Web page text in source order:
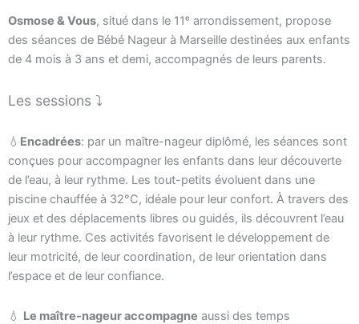
Osmose & Vous, situé dans le 11ᵉ arrondissement, propose
des séances de Bébé Nageur à Marseille destinées aux enfants
de 4 mois à 3 ans et demi, accompagnés de leurs parents.
Les sessions ⤵
💧 Encadrées: par un maître-nageur diplômé, les séances sont
conçues pour accompagner les enfants dans leur découverte
de l’eau, à leur rythme. Les tout-petits évoluent dans une
piscine chauffée à 32°C, idéale pour leur confort. À travers des
jeux et des déplacements libres ou guidés, ils découvrent l’eau
à leur rythme. Ces activités favorisent le développement de
leur motricité, de leur coordination, de leur orientation dans
l’espace et de leur confiance.
💧 Le maître-nageur accompagne aussi des temps